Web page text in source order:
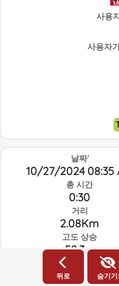
사용
사용자
날짜'
10/27/2024 08:35
총 시간
0:30
거리
2.08Km
고도 상승
52.3m
뒤로 숨기기: